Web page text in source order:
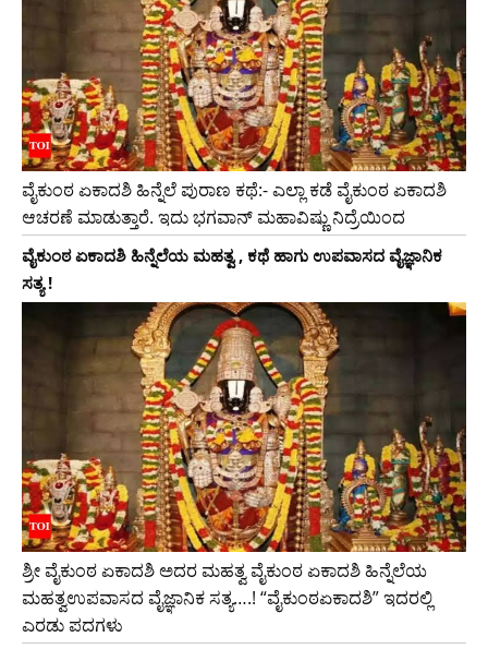
ವೈಕುಂಠ ಏಕಾದಶಿ ಹಿನ್ನೆಲೆ ಪುರಾಣ ಕಥೆ:- ಎಲ್ಲಾ ಕಡೆ ವೈಕುಂಠ ಏಕಾದಶಿ
ಆಚರಣೆ ಮಾಡುತ್ತಾರೆ. ಇದು ಭಗವಾನ್ ಮಹಾವಿಷ್ಣು ನಿದ್ರೆಯಿಂದ
ವೈಕುಂಠ ಏಕಾದಶಿ ಹಿನ್ನೆಲೆಯ ಮಹತ್ವ , ಕಥೆ ಹಾಗು ಉಪವಾಸದ ವೈಜ್ಞಾನಿಕ
ಸತ್ಯ !
ಶ್ರೀ ವೈಕುಂಠ ಏಕಾದಶಿ ಅದರ ಮಹತ್ವ ವೈಕುಂಠ ಏಕಾದಶಿ ಹಿನ್ನೆಲೆಯ
ಮಹತ್ವಉಪವಾಸದ ವೈಜ್ಞಾನಿಕ ಸತ್ಯ….! “ವೈಕುಂಠಏಕಾದಶಿ” ಇದರಲ್ಲಿ
ಎರಡು ಪದಗಳು